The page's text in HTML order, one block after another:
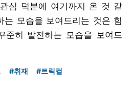
심 덕분에 여기까지 온 것 같
는 모습을 보여드리는 것은 힘
준히 발전하는 모습을 보여드
#취재
#트릭컬